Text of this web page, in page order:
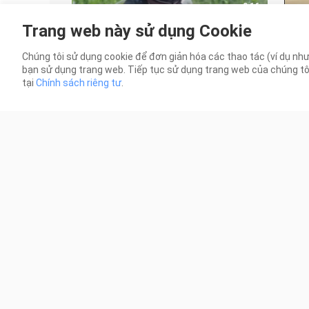
0:16
Hầu Minh Hạo – Lộ trình Bách Lý
Đông Quân | Thật ra anh bay được
thật mà, đúng không? | Thiếu niên b
20 Lượt xem 4
Trang web này sử dụng Cookie
Chúng tôi sử dụng cookie để đơn giản hóa các thao tác (ví dụ
bạn sử dụng trang web. Tiếp tục sử dụng trang web của chúng
tại Chính sách riêng tư